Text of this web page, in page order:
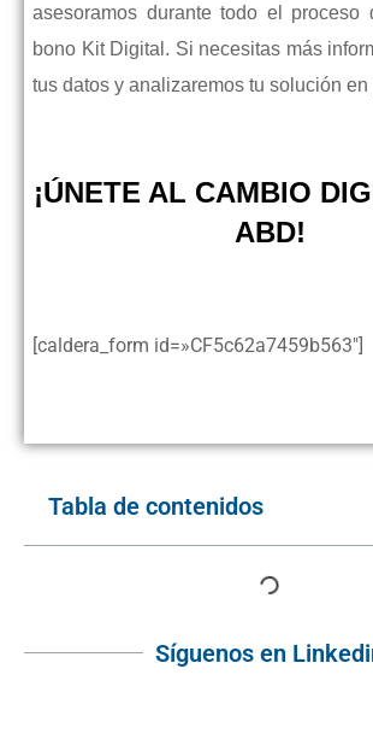
asesoramos durante todo el proceso
bono Kit Digital. Si necesitas más
tus datos y analizaremos tu solución en
¡ÚNETE AL CAMBIO
ABD!
[caldera_form id=»CF5c62a7459b563″]
Tabla de contenidos
Síguenos en